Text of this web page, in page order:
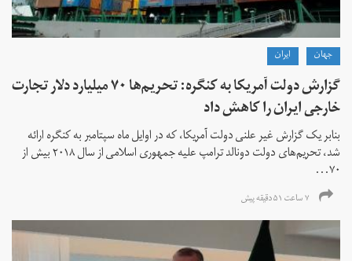
جهان ايران
گزارش دولت آمریکا به کنگره: تحریم‌ها ۷۰ میلیارد دلار تجارت
خارجی ایران را کاهش داد
بنابر یک گزارش غیر علنی دولت آمریکا، که در اوایل ماه سپتامبر به کنگره ارائه
شد، تحریم‌های دولت دونالد ترامپ علیه جمهوری اسلامی از سال ۲۰۱۸ بیش از
۷۰...
۷ ساعت ۵۱ دقیقه پیش